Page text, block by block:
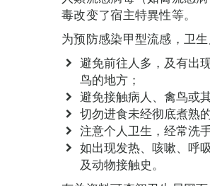
毒改变了宿主特異性等。
为预防感染甲型流感，卫
避免前往人多，及有出
鸟的地方；
避免接触病人、禽鸟或
切勿进食未经彻底煮熟
注意个人卫生，经常洗
如出现发热、咳嗽、呼
及动物接触史。